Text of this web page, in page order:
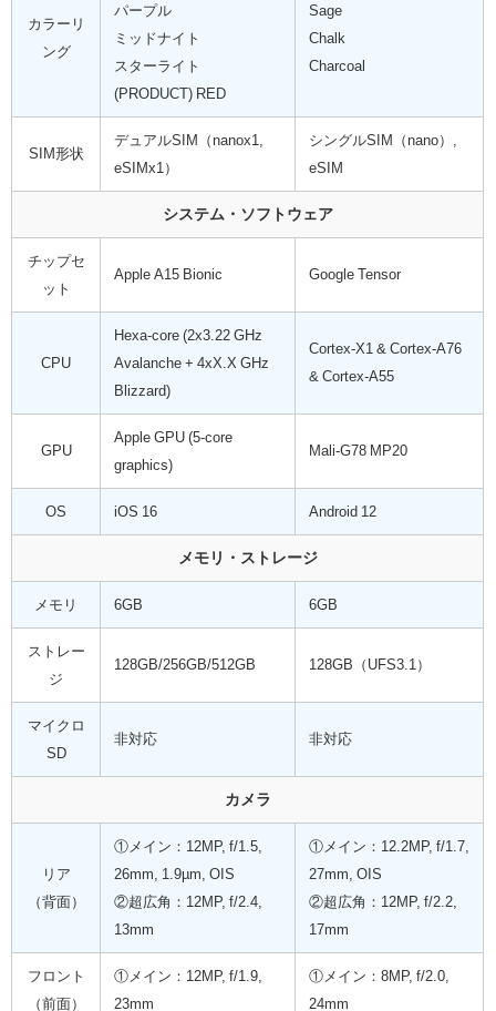
カラーリ
ング
パープル
ミッドナイト
スターライト
(PRODUCT) RED
Sage
Chalk
Charcoal
SIM形状
デュアルSIM（nanox1,
eSIMx1）
シングルSIM（nano）,
eSIM
システム・ソフトウェア
チップセ
ット
Apple A15 Bionic Google Tensor
CPU
Hexa-core (2x3.22 GHz
Avalanche + 4xX.X GHz
Blizzard)
Cortex-X1 & Cortex-A76
& Cortex-A55
GPU
Apple GPU (5-core
graphics)
Mali-G78 MP20
OS iOS 16 Android 12
メモリ・ストレージ
メモリ 6GB 6GB
ストレー
ジ
128GB/256GB/512GB 128GB（UFS3.1）
マイクロ
SD
非対応 非対応
カメラ
リア
（背面）
①メイン：12MP, f/1.5,
26mm, 1.9µm,
OIS
②超広角：12MP, f/2.4,
13mm
①メイン：12.2MP, f/1.7,
27mm, OIS
②超広角：12MP, f/2.2,
17mm
フロント
（前面）
①メイン：12MP, f/1.9,
23mm
①メイン：8MP, f/2.0,
24mm